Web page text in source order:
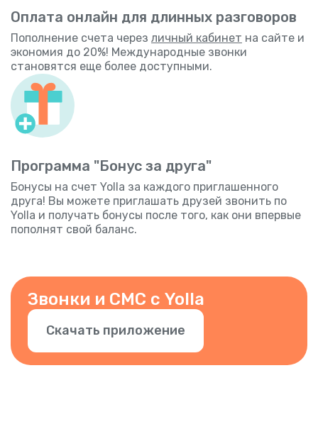
Оплата онлайн для длинных разговоров
Пополнение счета через личный кабинет на сайте и
экономия до 20%! Международные звонки
становятся еще более доступными.
Программа "Бонус за друга"
Бонусы на счет Yolla за каждого приглашенного
друга! Вы можете приглашать друзей звонить по
Yolla и получать бонусы после того, как они впервые
пополнят свой баланс.
Звонки и СМС с Yolla
Скачать приложение